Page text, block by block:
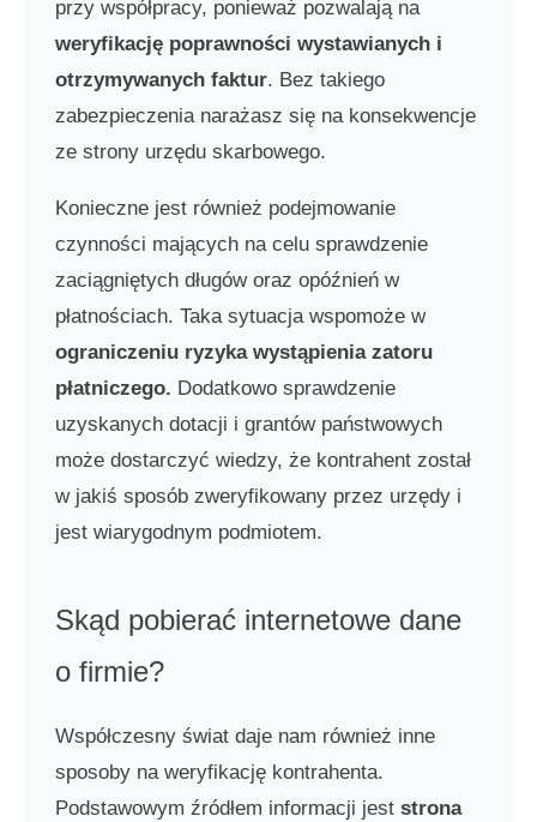
przy współpracy, ponieważ pozwalają na
weryfikację poprawności wystawianych i
otrzymywanych faktur. Bez takiego
zabezpieczenia narażasz się na konsekwencje
ze strony urzędu skarbowego.
Konieczne jest również podejmowanie
czynności mających na celu sprawdzenie
zaciągniętych długów oraz opóźnień w
płatnościach. Taka sytuacja wspomoże w
ograniczeniu ryzyka wystąpienia zatoru
płatniczego. Dodatkowo sprawdzenie
uzyskanych dotacji i grantów państwowych
może dostarczyć wiedzy, że kontrahent został
w jakiś sposób zweryfikowany przez urzędy i
jest wiarygodnym podmiotem.
Skąd pobierać internetowe dane
o firmie?
Współczesny świat daje nam również inne
sposoby na weryfikację kontrahenta.
Podstawowym źródłem informacji jest strona